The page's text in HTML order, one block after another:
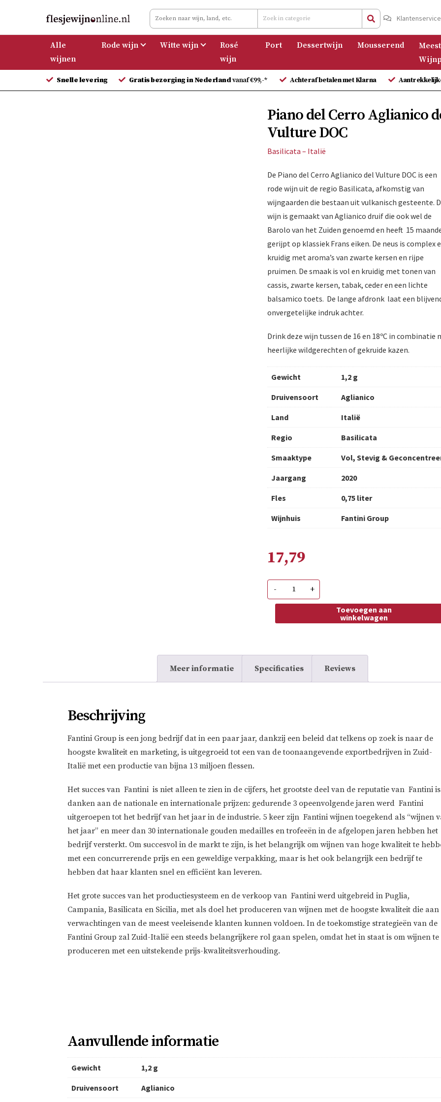
de
Klantenservice
Alle
wijnen
Rode wijn Witte wijn
Rosé
wijn
Port Dessertwijn Mousserend
Snelle levering Gratis bezorging in Nederlandvanaf €99,-* Achteraf betalen met Klarna
Piano del Cerro Aglianico
Vulture DOC
Basilicata – Italië
De Piano del Cerro Aglianico del Vulture DOC is een
rode wijn uit de regio Basilicata, afkomstig van
wijngaarden die bestaan uit vulkanisch gesteente.
wijn is gemaakt van Aglianico druif die ook wel de
Barolo van het Zuiden genoemd en heeft 15
gerijpt op klassiek Frans eiken. De neus is complex
kruidig met aroma’s van zwarte kersen en rijpe
pruimen. De smaak is vol en kruidig met tonen van
cassis, zwarte kersen, tabak, ceder en een lichte
balsamico toets. De lange afdronk laat een
onvergetelijke indruk achter.
Drink deze wijn tussen de 16 en 18ºC in combinatie
heerlijke wildgerechten of gekruide kazen.
Gewicht 1,2 g
Druivensoort Aglianico
Land Italië
Regio Basilicata
Smaaktype Vol, Stevig &
Jaargang 2020
Fles 0,75 liter
Wijnhuis Fantini Group
17,79
-
Piano
del
Cerro
Aglianico
Vulture
+
Toevoegen aan
winkelwagen
Meer informatie Specificaties Reviews
Beschrijving
Fantini Group is een jong bedrijf dat in een paar jaar, dankzij een beleid dat telkens op zoek is naar de
hoogste kwaliteit en marketing, is uitgegroeid tot een van de toonaangevende exportbedrijven in Zuid-
Italië met een productie van bijna 13 miljoen flessen.
Het succes van Fantini is niet alleen te zien in de cijfers, het grootste deel van de reputatie van Fantini
danken aan de nationale en internationale prijzen: gedurende 3 opeenvolgende jaren werd Fantini
uitgeroepen tot het bedrijf van het jaar in de industrie. 5 keer zijn Fantini wijnen toegekend als “wijnen
het jaar” en meer dan 30 internationale gouden medailles en trofeeën in de afgelopen jaren hebben het
bedrijf versterkt. Om succesvol in de markt te zijn, is het belangrijk om wijnen van hoge kwaliteit te
met een concurrerende prijs en een geweldige verpakking, maar is het ook belangrijk een bedrijf te
hebben dat haar klanten snel en efficiënt kan leveren.
Het grote succes van het productiesysteem en de verkoop van Fantini werd uitgebreid in Puglia,
Campania, Basilicata en Sicilia, met als doel het produceren van wijnen met de hoogste kwaliteit die aan
verwachtingen van de meest veeleisende klanten kunnen voldoen. In de toekomstige strategieën van de
Fantini Group zal Zuid-Italië een steeds belangrijkere rol gaan spelen, omdat het in staat is om wijnen te
produceren met een uitstekende prijs-kwaliteitsverhouding.
Aanvullende informatie
Gewicht 1,2 g
Druivensoort Aglianico